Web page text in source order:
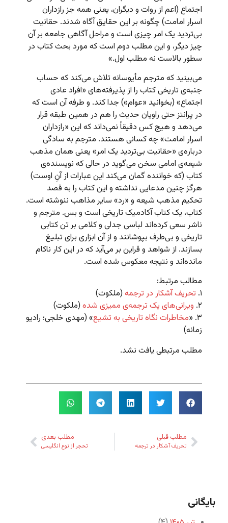
اجتماع (اعم از روات و دیگران، یعنی همه جز رازداران
اسرار امامت) چگونه بر این حقایق آگاه شدند. حقانیت
بی‌تردید یک امر چیزی است و مراحل آگاهی جامعه بر آن
چیز دیگر، و این مطلب دوم است که مورد بحث کتاب در
سطور بالاست نه مطلب اول.»
می‌بینید که مترجم مأیوسانه تلاش می‌کند که حساب
جنبه‌ی تاریخی کتاب را از پذیرفته‌های «افراد عادی
اجتماع» (بخوانید «عوام») جدا کند. و طرفه آن است که
در پرانتز حتی راویان حدیث را هم در همین طبقه قرار
می‌دهد و هیج کس دقیقاً نمی‌داند که این «رازداران
اسرار امامت» چه کسانی هستند. مترجم به سادگی
درباره‌ی «حقانیت بی‌تردید یک امر» یعنی همان مذهب
شیعه‌ی امامی سخن می‌گوید در حالی که نویسنده‌ی
کتاب (که خواننده گمان می‌کند این عبارات از آنِ اوست)
هرگز چنین مدعایی نداشته و این کتاب را به قصد
تحکیم مذهب شیعه و «رد» سایر مذاهب ننوشته است.
کتاب، یک کتاب آکادمیک تاریخی است و بس. مترجم و
ناشر سعی کرده‌اند لباسی جدلی و کلامی بر تن کتابی
تاریخی و بی‌طرف بپوشانند و از آن ابزاری برای تبلیغ
بسازند. از شواهد و قراین بر می‌آید که در این کار ناکام
مانده‌اند و نتیجه معکوس شده است.
مطالب مرتبط:
۱. تحریف آشکار در ترجمه(ملکوت)
۲. ویرانی‌های یک ترجمه‌ی ممیزی شده(ملکوت)
۳. «
مخاطرات نگاه تاریخی به تشیع» (مهدی خلجی؛ رادیو
زمانه)
مطلب مرتبطی یافت نشد.
مطلب قبلی
تحریف آشکار در ترجمه
مطلب بعدی
تحجر از نوع انگلیسی
بایگانی